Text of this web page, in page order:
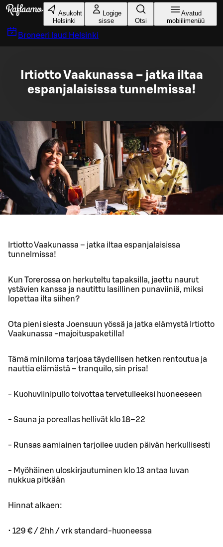
Liigu peamise sisu juurde
Asukoht
Helsinki
Logige
sisse
Otsi
Avatud
mobiilimenüü
Broneeri laud Helsinki
Irtiotto Vaakunassa – jatka iltaa
espanjalaisissa tunnelmissa!
Irtiotto Vaakunassa – jatka iltaa espanjalaisissa
tunnelmissa!
Kun Torerossa on herkuteltu tapaksilla, jaettu naurut
ystävien kanssa ja nautittu lasillinen punaviiniä, miksi
lopettaa ilta siihen?
Ota pieni siesta Joensuun yössä ja jatka elämystä Irtiotto
Vaakunassa -majoituspaketilla!
Tämä miniloma tarjoaa täydellisen hetken rentoutua ja
nauttia elämästä – tranquilo, sin prisa!
- Kuohuviinipullo toivottaa tervetulleeksi huoneeseen
- Sauna ja poreallas hellivät klo 18–22
- Runsas aamiainen tarjoilee uuden päivän herkullisesti
- Myöhäinen uloskirjautuminen klo 13 antaa luvan
nukkua pitkään
Hinnat alkaen:
• 129 € / 2hh / vrk standard-huoneessa